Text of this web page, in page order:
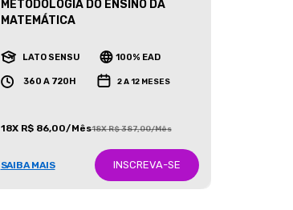
METODOLOGIA DO ENSINO DA
MATEMÁTICA
LATO SENSU 100% EAD
360 A 720H 2 A 12 MESES
18X R$ 86,00/Mês18X R$ 387,00/Mês
SAIBA MAIS INSCREVA-SE